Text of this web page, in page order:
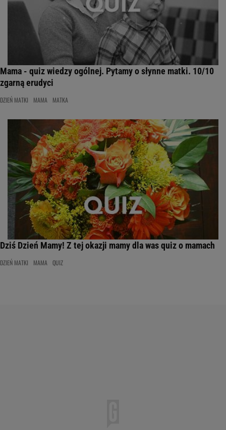
Mama - quiz wiedzy ogólnej. Pytamy o słynne matki. 10/10
zgarną erudyci
DZIEŃ MATKI MAMA MATKA
Dziś Dzień Mamy! Z tej okazji mamy dla was quiz o mamach
DZIEŃ MATKI MAMA QUIZ